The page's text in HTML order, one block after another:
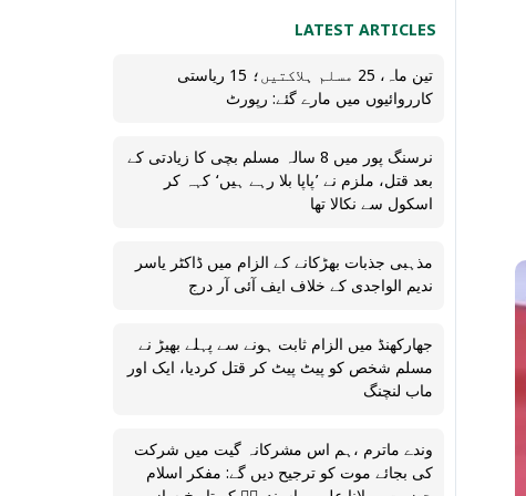
LATEST ARTICLES
تین ماہ، 25 مسلم ہلاکتیں؛ 15 ریاستی
کارروائیوں میں مارے گئے: رپورٹ
نرسنگ پور میں 8 سالہ مسلم بچی کا زیادتی کے
بعد قتل، ملزم نے ’پاپا بلا رہے ہیں‘ کہہ کر
اسکول سے نکالا تھا
مذہبی جذبات بھڑکانے کے الزام میں ڈاکٹر یاسر
ندیم الواجدی کے خلاف ایف آئی آر درج
جھارکھنڈ میں الزام ثابت ہونے سے پہلے بھیڑ نے
مسلم شخص کو پیٹ پیٹ کر قتل کردیا، ایک اور
ماب لنچنگ
وندے ماترم ،ہم اس مشرکانہ گیت میں شرکت
کی بجائے موت کو ترجیح دیں گے: مفکر اسلام